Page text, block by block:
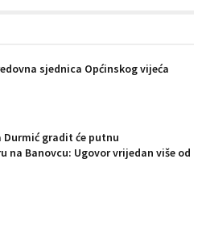
sjednica Općinskog vijeća
Durmić gradit će putnu
na Banovcu: Ugovor vrijedan više od